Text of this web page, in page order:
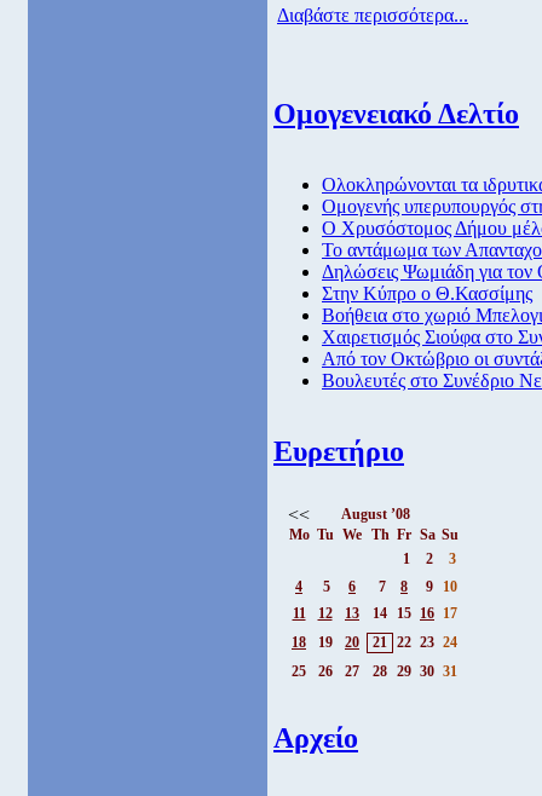
Διαβάστε περισσότερα...
Ομογενειακό Δελτίο
Ολοκληρώνονται τα
Ομογενής υπερυπουργός
Ο Χρυσόστομος Δήμου
To αντάμωμα των
Δηλώσεις Ψωμιάδη για τον
Στην Κύπρο ο Θ.Κασσίμης
Βοήθεια στο χωριό
Χαιρετισμός Σιούφα στο
Από τον Οκτώβριο οι
Βουλευτές στο Συνέδριο
Ευρετήριο
<<
August ’08
Mo Tu We Th Fr Sa Su
1
2
3
4
5 6 7 8 9
10
11
12 13 14 15 16 17
18
19 20 21 22 23 24
25
26 27 28 29 30 31
Αρχείο